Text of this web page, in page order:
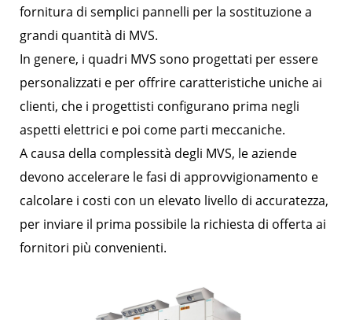
fornitura di semplici pannelli per la sostituzione a
grandi quantità di MVS.
In genere, i quadri MVS sono progettati per essere
personalizzati e per offrire caratteristiche uniche ai
clienti, che i progettisti configurano prima negli
aspetti elettrici e poi come parti meccaniche.
A causa della complessità degli MVS, le aziende
devono accelerare le fasi di approvvigionamento e
calcolare i costi con un elevato livello di accuratezza,
per inviare il prima possibile la richiesta di offerta ai
fornitori più convenienti.